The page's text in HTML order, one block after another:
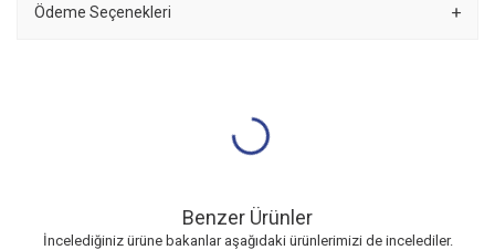
Ödeme Seçenekleri
Benzer Ürünler
İncelediğiniz ürüne bakanlar aşağıdaki ürünlerimizi de incelediler.